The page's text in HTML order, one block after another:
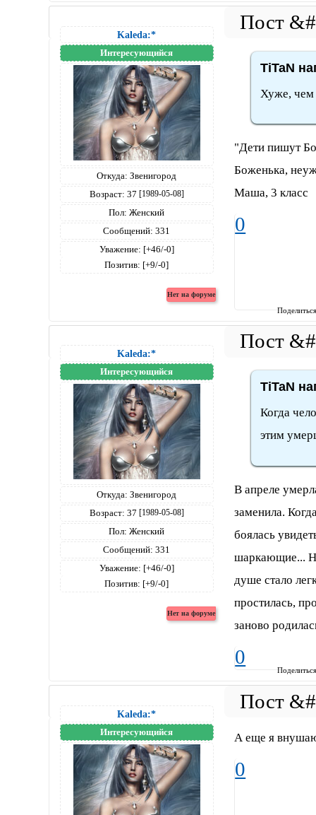
Kaleda:*
Интересующийся
Откуда: Звенигород
Возраст: 37 [1989-05-08]
Пол: Женский
Сообщений: 331
Уважение: [+46/-0]
Позитив: [+9/-0]
TiTaN
Хуже, чем
"Дети пишут
Боженька,
Маша, 3 класс
0
Kaleda:*
Интересующийся
Откуда: Звенигород
Возраст: 37 [1989-05-08]
Пол: Женский
Сообщений: 331
Уважение: [+46/-0]
Позитив: [+9/-0]
TiTaN
Когда
этим
В апреле
заменила.
боялась
шаркающие...
душе стало
простилась,
заново
0
Kaleda:*
Интересующийся А еще я
0